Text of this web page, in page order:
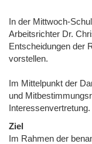
In der Mittwoch-
Arbeitsrichter Dr.
Entscheidungen der
vorstellen.
Im Mittelpunkt der
und
Interessenvertretung.
Ziel
Im Rahmen der